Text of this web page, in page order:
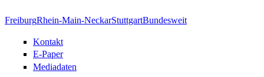
FreiburgRhein-Main-NeckarStuttgartBundesweit
Kontakt
E-Paper
Mediadaten